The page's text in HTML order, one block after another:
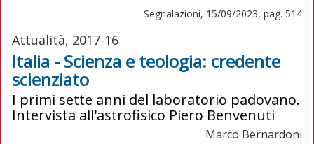
Segnalazioni, 15/09/2023, pag. 514
Attualità, 2017-16
Italia - Scienza e teologia: credente
scienziato
I primi sette anni del laboratorio padovano.
Intervista all'astrofisico Piero Benvenuti
Marco Bernardoni